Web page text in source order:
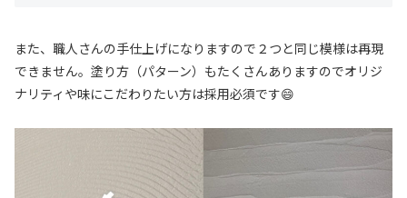
また、職人さんの手仕上げになりますので２つと同じ模様は再現
できません。塗り方（パターン）もたくさんありますのでオリジ
ナリティや味にこだわりたい方は採用必須です😄